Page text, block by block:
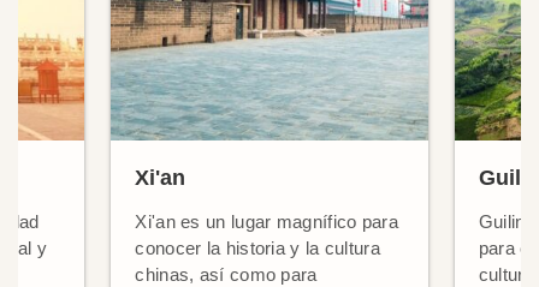
y
Xi'an
Xi'an es un lugar magnífico para
conocer la historia y la cultura
chinas, así como para
Guilin
Guilin
para